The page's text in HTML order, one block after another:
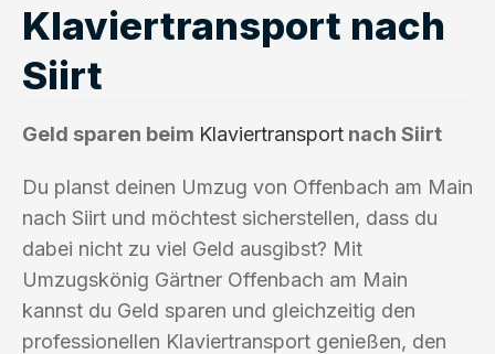
Klaviertransport nach
Siirt
Geld sparen beim Klaviertransport nach Siirt
Du planst deinen Umzug von Offenbach am Main
nach Siirt und möchtest sicherstellen, dass du
dabei nicht zu viel Geld ausgibst? Mit
Umzugskönig Gärtner Offenbach am Main
kannst du Geld sparen und gleichzeitig den
professionellen Klaviertransport genießen, den